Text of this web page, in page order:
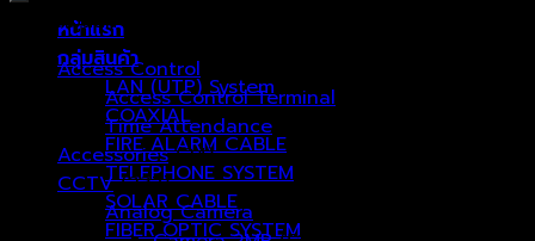
หน้าแรก
กลุ่มสินค้า
LAN (UTP) System
COAXIAL
FIRE ALARM CABLE
TELEPHONE SYSTEM
SOLAR CABLE
FIBER OPTIC SYSTEM
หมวดหมู่สินค้า
Access Control
Access Control Terminal
Time Attendance
Accessories (24)
CCTV (237)
Analog Camera